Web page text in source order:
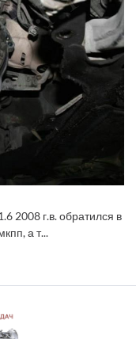
2008 г.в. обратился в
а т...